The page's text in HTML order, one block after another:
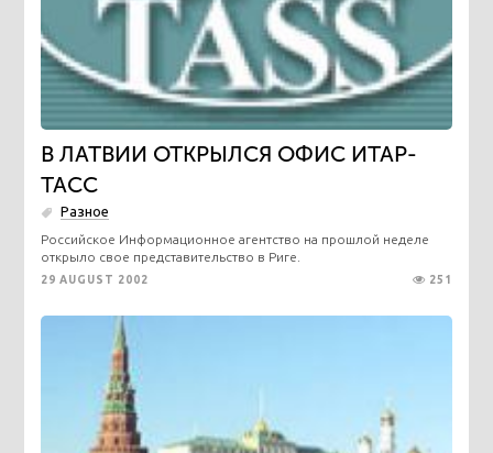
В ЛАТВИИ ОТКРЫЛСЯ ОФИС ИТАР-
ТАСС
Разное
Российское Информационное агентство на прошлой неделе
открыло свое представительство в Риге.
29 AUGUST 2002 251